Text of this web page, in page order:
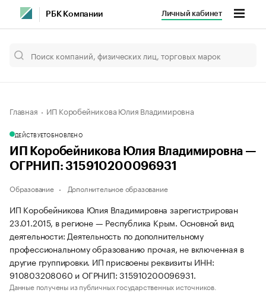
РБК Компании Личный кабинет
Главная ИП Коробейникова Юлия Владимировна
ДЕЙСТВУЕТОБНОВЛЕНО
ИП Коробейникова Юлия Владимировна —
ОГРНИП: 315910200096931
Образование Дополнительное образование
ИП Коробейникова Юлия Владимировна зарегистрирован
23.01.2015, в регионе — Республика Крым. Основной вид
деятельности: Деятельность по дополнительному
профессиональному образованию прочая, не включенная в
другие группировки. ИП присвоены реквизиты ИНН:
910803208060 и ОГРНИП: 315910200096931.
Данные получены из публичных государственных источников.